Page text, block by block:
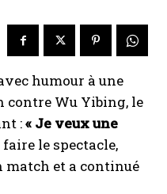
humour à une
contre Wu Yibing, le
:« Je veux une
le spectacle,
match et a continué